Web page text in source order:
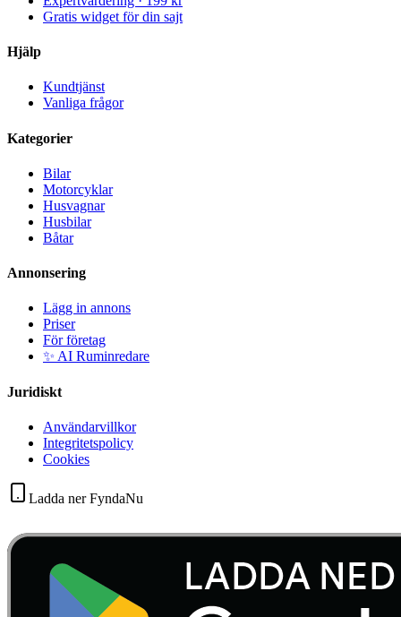
Gratis widget för din sajt
Hjälp
Kundtjänst
Vanliga frågor
Kategorier
Bilar
Motorcyklar
Husvagnar
Husbilar
Båtar
Annonsering
Lägg in annons
Priser
För företag
✨ AI Ruminredare
Juridiskt
Användarvillkor
Integritetspolicy
Cookies
Ladda ner FyndaNu